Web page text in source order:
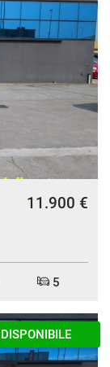
11.900 €
5
DISPONIBILE